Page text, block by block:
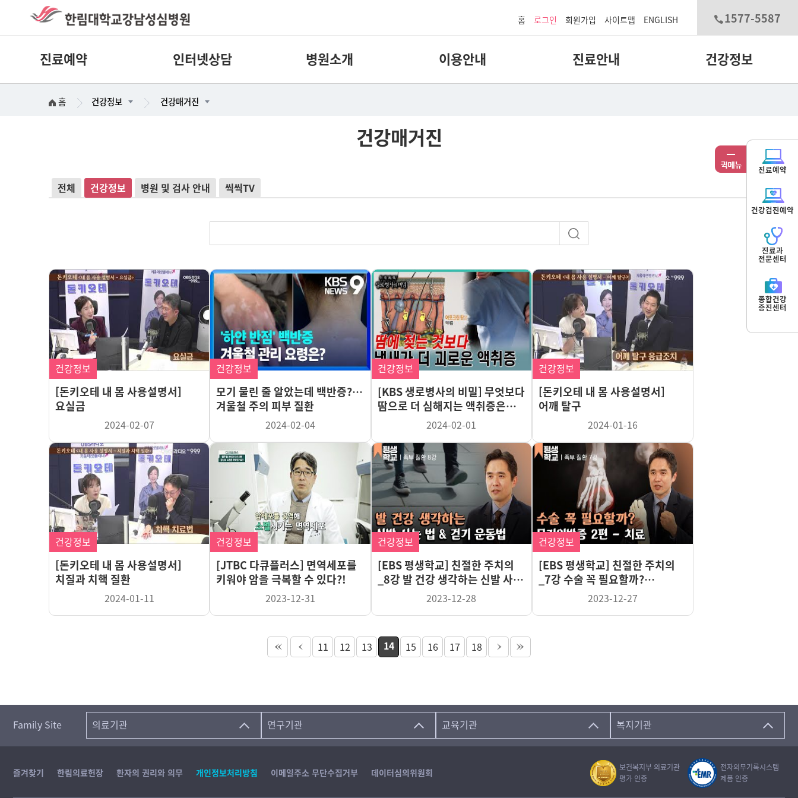
홈 로그인 회원가입 사이트맵 ENGLISH 1577-5587
진료예약 인터넷상담 병원소개 이용안내 진료안내 건강정보
홈 건강정보 건강매거진
건강매거진
전체 건강정보 병원 및 검사 안내 씩씩TV
건강정보
[돈키오테 내 몸 사용설명서]
요실금
2024-02-07
건강정보
모기 물린 줄 알았는데 백반증?…
겨울철 주의 피부 질환
2024-02-04
건강정보
[KBS 생로병사의 비밀] 무엇보다
땀으로 더 심해지는 액취증은
치료할 수 있을까?
2024-02-01
건강정보
[돈키오테 내 몸 사용설명서]
어깨 탈구
2024-01-16
건강정보
[돈키오테 내 몸 사용설명서]
치질과 치핵 질환
2024-01-11
건강정보
[JTBC 다큐플러스] 면역세포를
키워야 암을 극복할 수 있다?!
2023-12-31
건강정보
[EBS 평생학교] 친절한 주치의
_8강 발 건강 생각하는 신발 사는
법&걷기운동법2023-12-28
건강정보
[EBS 평생학교] 친절한 주치의
_7강 수술 꼭 필요할까?
무지외반증의 치료
2023-12-27
11 12 13 14 15 16 17 18
진료예약
건강검진예약
진료과
전문센터
종합건강
증진센터
Family Site 의료기관 연구기관 교육기관 복지기관
즐겨찾기 한림의료헌장 환자의 권리와 의무 개인정보처리방침 이메일주소 무단수집거부 데이터심의위원회
보건복지부 의료기관
평가 인증
전자의무기록시스템
제품 인증